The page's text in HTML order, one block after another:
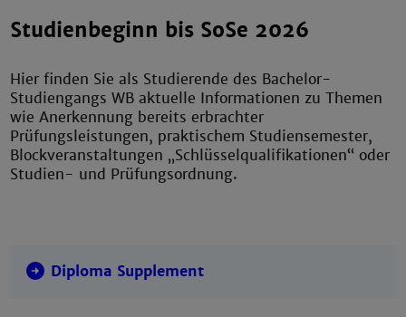
Studienbeginn bis SoSe 2026
Hier finden Sie als Studierende des Bachelor-
Studiengangs WB aktuelle Informationen zu Themen
wie Anerkennung bereits erbrachter
Prüfungsleistungen, praktischem Studiensemester,
Blockveranstaltungen „Schlüsselqualifikationen“ oder
Studien- und Prüfungsordnung.
Diploma Supplement